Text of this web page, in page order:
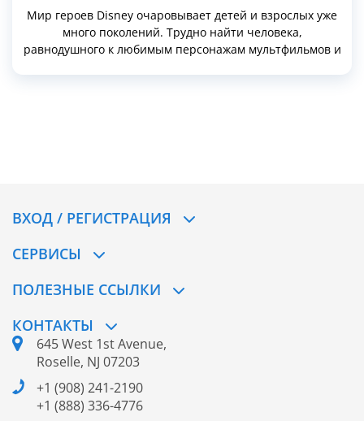
Мир героев Disney очаровывает детей и взрослых уже
много поколений. Трудно найти человека,
равнодушного к любимым персонажам мультфильмов и
ВХОД / РЕГИСТРАЦИЯ
СЕРВИСЫ
ПОЛЕЗНЫЕ ССЫЛКИ
КОНТАКТЫ
645 West 1st Avenue,
Roselle, NJ 07203
+1 (908) 241-2190
+1 (888) 336-4776